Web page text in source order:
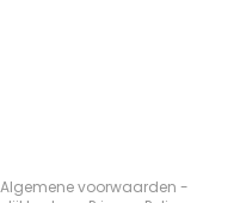
Algemene voorwaarden -